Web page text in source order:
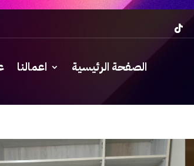
الصفحة الرئيسية اعمالنا